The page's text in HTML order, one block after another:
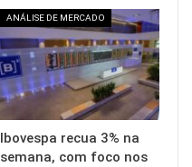
ANÁLISE DE MERCADO
Ibovespa recua 3% na
semana, com foco nos